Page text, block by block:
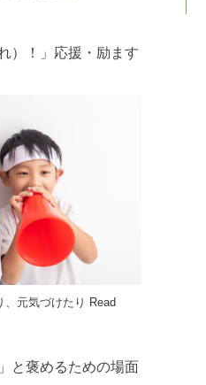
）！」応援・励ます
、元気づけたり Read
と褒めるための場面